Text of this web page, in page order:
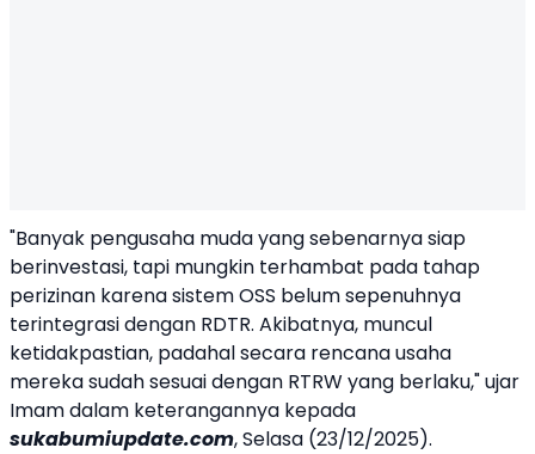
"Banyak pengusaha muda yang sebenarnya siap
berinvestasi, tapi mungkin terhambat pada tahap
perizinan karena sistem OSS belum sepenuhnya
terintegrasi dengan RDTR. Akibatnya, muncul
ketidakpastian, padahal secara rencana usaha
mereka sudah sesuai dengan RTRW yang berlaku," ujar
Imam dalam keterangannya kepada
sukabumiupdate.com, Selasa (23/12/2025).